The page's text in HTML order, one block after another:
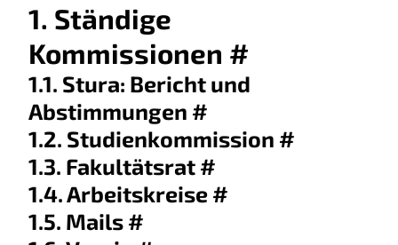
1. Ständige
Kommissionen #
1.1. Stura: Bericht und
Abstimmungen #
1.2. Studienkommission #
1.3. Fakultätsrat #
1.4. Arbeitskreise #
1.5. Mails #